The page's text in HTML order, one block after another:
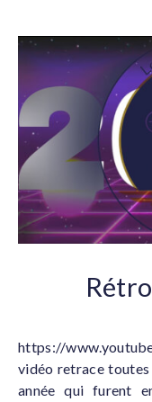
https://
vidéo retrace
année qui furent